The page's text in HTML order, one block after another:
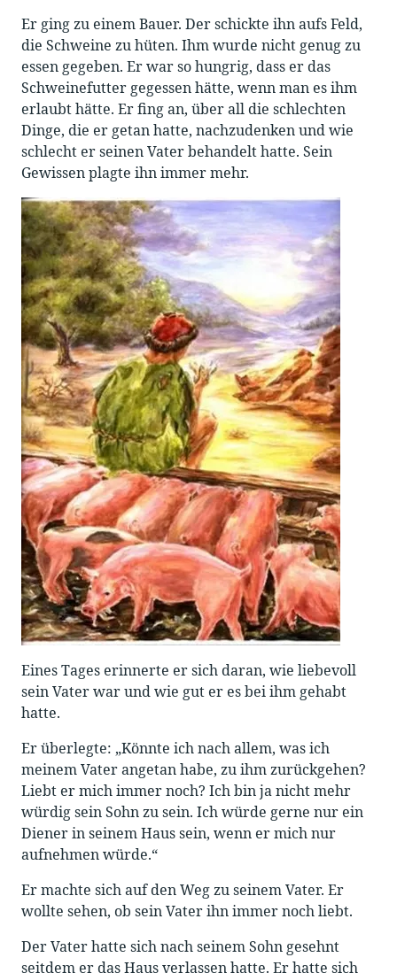
Er ging zu einem Bauer. Der schickte ihn aufs Feld,
die Schweine zu hüten. Ihm wurde nicht genug zu
essen gegeben. Er war so hungrig, dass er das
Schweinefutter gegessen hätte, wenn man es ihm
erlaubt hätte. Er fing an, über all die schlechten
Dinge, die er getan hatte, nachzudenken und wie
schlecht er seinen Vater behandelt hatte. Sein
Gewissen plagte ihn immer mehr.
Eines Tages erinnerte er sich daran, wie liebevoll
sein Vater war und wie gut er es bei ihm gehabt
hatte.
Er überlegte: „Könnte ich nach allem, was ich
meinem Vater angetan habe, zu ihm zurückgehen?
Liebt er mich immer noch? Ich bin ja nicht mehr
würdig sein Sohn zu sein. Ich würde gerne nur ein
Diener in seinem Haus sein, wenn er mich nur
aufnehmen würde.“
Er machte sich auf den Weg zu seinem Vater. Er
wollte sehen, ob sein Vater ihn immer noch liebt.
Der Vater hatte sich nach seinem Sohn gesehnt
seitdem er das Haus verlassen hatte. Er hatte sich